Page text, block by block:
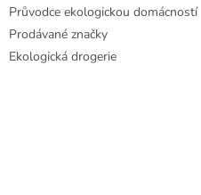
Průvodce ekologickou domácností
Prodávané značky
Ekologická drogerie